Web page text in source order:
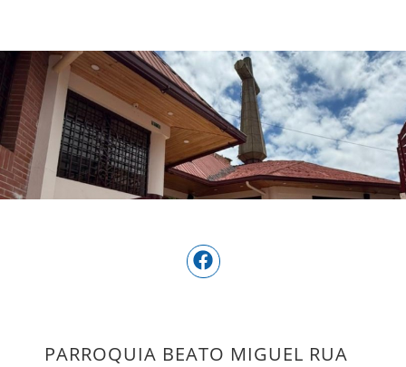
PARROQUIA BEATO MIGUEL RUA